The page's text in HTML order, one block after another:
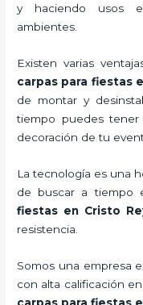
y haciendo usos
ambientes.
Existen varias
carpas para fiestas
de montar y
tiempo puedes
decoración de tu
La tecnología es una
de buscar a tiempo
fiestas en Cristo
resistencia.
Somos una empresa
con alta calificación
carpas para fiestas